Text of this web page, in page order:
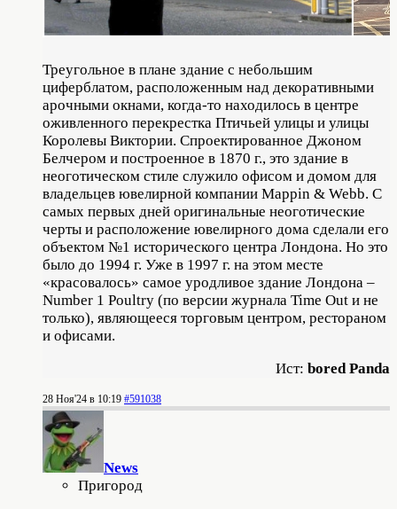
Треугольное в плане здание с небольшим
циферблатом, расположенным над декоративными
арочными окнами, когда-то находилось в центре
оживленного перекрестка Птичьей улицы и улицы
Королевы Виктории. Спроектированное Джоном
Белчером и построенное в 1870 г., это здание в
неоготическом стиле служило офисом и домом для
владельцев ювелирной компании Mappin & Webb. С
самых первых дней оригинальные неоготические
черты и расположение ювелирного дома сделали его
объектом №1 исторического центра Лондона. Но это
было до 1994 г. Уже в 1997 г. на этом месте
«красовалось» самое уродливое здание Лондона –
Number 1 Poultry (по версии журнала Time Out и не
только), являющееся торговым центром, рестораном
и офисами.
Ист: bored Panda
28 Ноя'24 в 10:19 #591038
News
Пригород